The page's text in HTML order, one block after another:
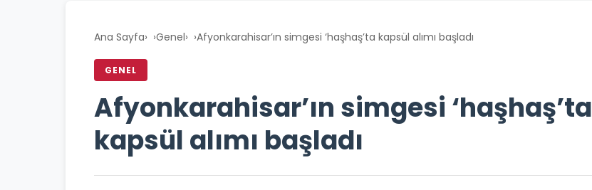
Ana Sayfa› Genel› Afyonkarahisar’ın simgesi ‘haşhaş’ta kapsül alımı başladı
GENEL
Afyonkarahisar’ın simgesi ‘haşhaş’ta
kapsül alımı başladı